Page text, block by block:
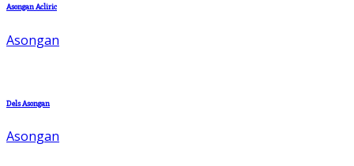
Asongan Acliric
Asongan
Dels Asongan
Asongan